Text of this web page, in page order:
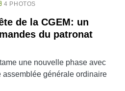
4 PHOTOS
de la CGEM: un
du patronat
une nouvelle phase avec
assemblée générale ordinaire